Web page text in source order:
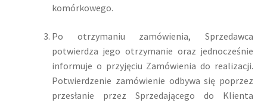
komórkowego.
Po otrzymaniu zamówienia, Sprzedawca
potwierdza jego otrzymanie oraz jednocześnie
informuje o przyjęciu Zamówienia do realizacji.
Potwierdzenie zamówienie odbywa się poprzez
przesłanie przez Sprzedającego do Klienta